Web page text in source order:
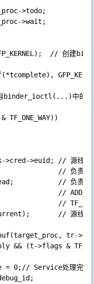
>todo;
>wait;
// 创建
binder_ioctl(...)中的
TF_ONE_WAY))
>euid; // 源线程
// 负责处
// 负责处
//
//
// 源线程
tr-
&& (t->flags &
0;// Service处理完该事